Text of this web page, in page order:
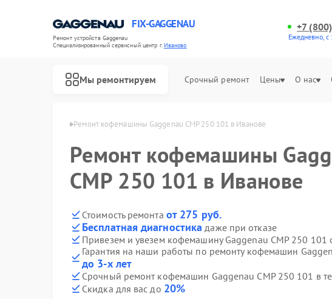
FIX-GAGGENAU
Ремонт устройств Gaggenau
Специализированный cервисный центр г.Иваново
+7
Ежедневно,
Мы ремонтируем Срочный ремонт Цены О нас
в Иванове Ремонт кофемашины Gaggenau CMP 250 101 в Иванове
Ремонт кофемашины
CMP 250 101 в Иванове
Стоимость ремонта от 275 руб.
Бесплатная диагностика даже при отказе
Привезем и увезем кофемашину Gaggenau CMP 250 101
Гарантия на наши работы по ремонту кофемашин
до 3-х лет
Срочный ремонт кофемашин Gaggenau CMP 250 101 в
Скидка для вас до 20%